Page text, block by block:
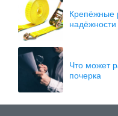
Крепёжные
надёжности
Что может
почерка